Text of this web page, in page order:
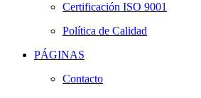
Certificación ISO 9001
Política de Calidad
PÁGINAS
Contacto